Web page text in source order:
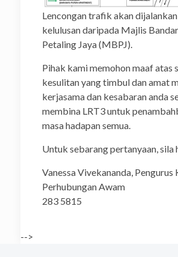
Lencongan trafik akan
kelulusan daripada Majlis
Petaling Jaya (MBPJ).
Pihak kami memohon maaf atas
kesulitan yang timbul dan amat
kerjasama dan kesabaran anda
membina LRT3 untuk
masa hadapan semua.
Untuk sebarang pertanyaan, sila
Vanessa Vivekananda, Pengurus
Perhubungan
283 5815
-->